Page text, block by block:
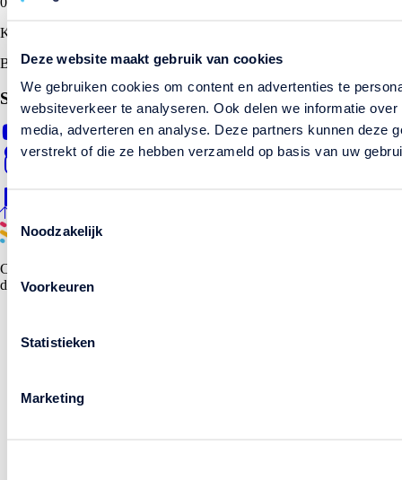
Deze website maakt gebruik van cookies
We gebruiken cookies om content en advertenties te
websiteverkeer te analyseren. Ook delen we informatie
media, adverteren en analyse. Deze partners kunnen deze
verstrekt of die ze hebben verzameld op basis van uw
Toestemmingsselectie
Noodzakelijk
Voorkeuren
Statistieken
Marketing
KVK: 70105375
BTW: NL858143550.B01
Socials
Youtube
TikTok
Copyright © 2026 LogoAnimatie.nl All rights reserved - Gemaakt
doorMarshmallow